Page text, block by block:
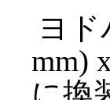
ヨド
mm)
に換